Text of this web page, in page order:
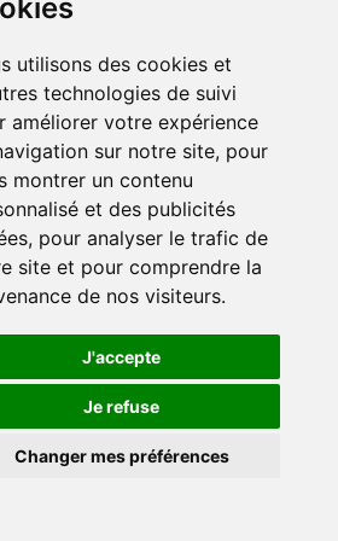
utilisons des cookies et
technologies de suivi
améliorer votre expérience
sur notre site, pour
montrer un contenu
et des publicités
pour analyser le trafic de
site et pour comprendre la
de nos visiteurs.
J'accepte
Je refuse
Changer mes préférences